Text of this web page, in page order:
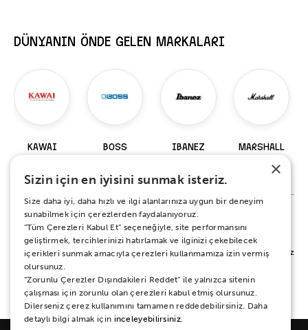
DÜNYANIN ÖNDE GELEN MARKALARI
KAWAI BOSS IBANEZ MARSHALL
147 Ürün
%100 MEMNUNİYET SÖZÜ
Alışverişiniz sırasında ya da sonrasında koşulsuz mutluluğunuz için yanınızdayız.
Her ne sebeple olursa olsun 15 gün boyunca iade ve değişim garantisi Zuhal
Müzik güvencesinde.
×
Sizin için en iyisini sunmak isteriz.
Size daha iyi, daha hızlı ve ilgi alanlarınıza uygun bir deneyim
sunabilmek için çerezlerden faydalanıyoruz.
“Tüm Çerezleri Kabul Et” seçeneğiyle, site performansını
geliştirmek, tercihlerinizi hatırlamak ve ilginizi çekebilecek
içerikleri sunmak amacıyla çerezleri kullanmamıza izin vermiş
olursunuz.
“Zorunlu Çerezler Dışındakileri Reddet” ile yalnızca sitenin
çalışması için zorunlu olan çerezleri kabul etmiş olursunuz.
Dilerseniz çerez kullanımını tamamen reddedebilirsiniz. Daha
detaylı bilgi almak için inceleyebilirsiniz.